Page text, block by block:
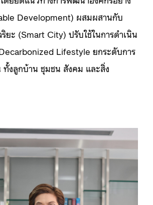
Development) ผสมผสานกับ
ยะ (Smart City) ปรับใช้ในการดำเนิน
Lifestyle ยกระดับการ
ทั้งลูกบ้าน ชุมชน สังคม และสิ่ง